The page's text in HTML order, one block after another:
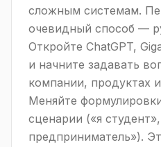
сложным системам.
очевидный способ —
Откройте ChatGPT,
и начните задавать
компании, продуктах
Меняйте
сценарии («я
предприниматель»).